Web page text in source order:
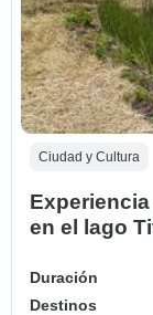
Ciudad y Cultura
en el lago
Duración
Destinos